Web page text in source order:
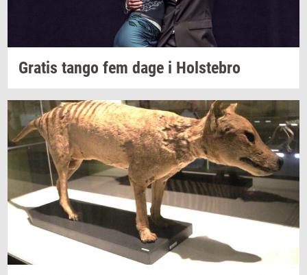
Gra­tis tango fem dage i Holste­bro